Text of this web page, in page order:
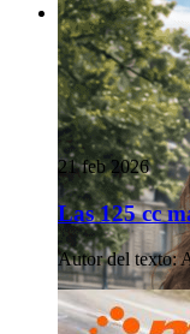
21 feb 2026
Las 125 cc
Autor del texto: